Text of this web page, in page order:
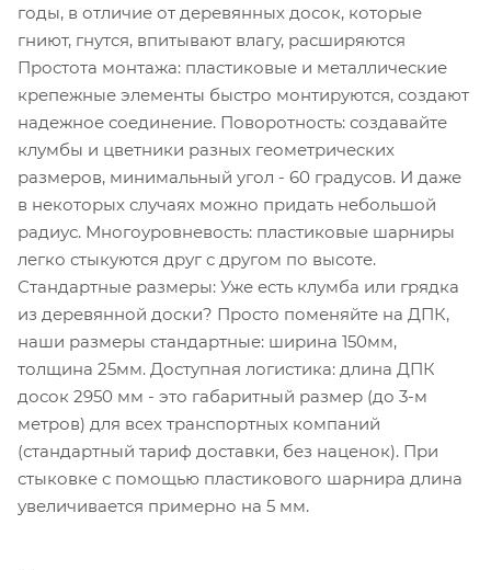
годы, в отличие от деревянных досок, которые
гниют, гнутся, впитывают влагу, расширяются
Простота монтажа: пластиковые и металлические
крепежные элементы быстро монтируются, создают
надежное соединение. Поворотность: создавайте
клумбы и цветники разных геометрических
размеров, минимальный угол - 60 градусов. И даже
в некоторых случаях можно придать небольшой
радиус. Многоуровневость: пластиковые шарниры
легко стыкуются друг с другом по высоте.
Стандартные размеры: Уже есть клумба или грядка
из деревянной доски? Просто поменяйте на ДПК,
наши размеры стандартные: ширина 150мм,
толщина 25мм. Доступная логистика: длина ДПК
досок 2950 мм - это габаритный размер (до 3-м
метров) для всех транспортных компаний
(стандартный тариф доставки, без наценок). При
стыковке с помощью пластикового шарнира длина
увеличивается примерно на 5 мм.